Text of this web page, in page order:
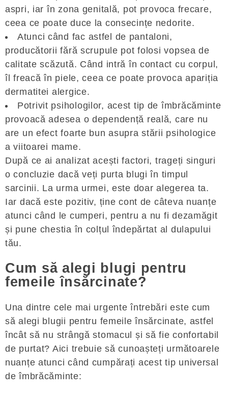
aspri, iar în zona genitală, pot provoca frecare,
ceea ce poate duce la consecințe nedorite.
Atunci când fac astfel de pantaloni,
producătorii fără scrupule pot folosi vopsea de
calitate scăzută. Când intră în contact cu corpul,
îl freacă în piele, ceea ce poate provoca apariția
dermatitei alergice.
Potrivit psihologilor, acest tip de îmbrăcăminte
provoacă adesea o dependență reală, care nu
are un efect foarte bun asupra stării psihologice
a viitoarei mame.
După ce ai analizat acești factori, trageți singuri
o concluzie dacă veți purta blugi în timpul
sarcinii. La urma urmei, este doar alegerea ta.
Iar dacă este pozitiv, ține cont de câteva nuanțe
atunci când le cumperi, pentru a nu fi dezamăgit
și pune chestia în colțul îndepărtat al dulapului
tău.
Cum să alegi blugi pentru
femeile însărcinate?
Una dintre cele mai urgente întrebări este cum
să alegi blugii pentru femeile însărcinate, astfel
încât să nu strângă stomacul și să fie confortabil
de purtat? Aici trebuie să cunoașteți următoarele
nuanțe atunci când cumpărați acest tip universal
de îmbrăcăminte: